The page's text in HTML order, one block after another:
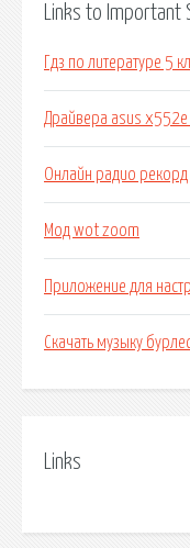
Links to Important
Гдз по литературе 5
Драйвера asus
Онлайн радио рекорд
Мод wot zoom
Приложение для
Скачать музыку
Links